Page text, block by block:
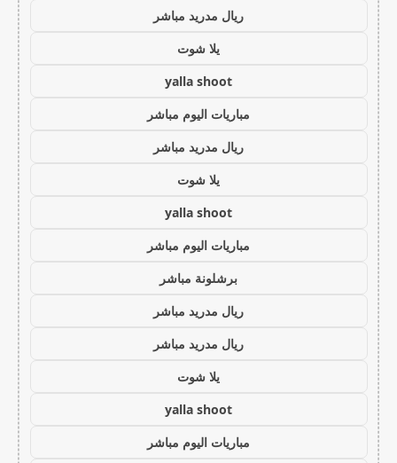
ريال مدريد مباشر
يلا شوت
yalla shoot
مباريات اليوم مباشر
ريال مدريد مباشر
يلا شوت
yalla shoot
مباريات اليوم مباشر
برشلونة مباشر
ريال مدريد مباشر
ريال مدريد مباشر
يلا شوت
yalla shoot
مباريات اليوم مباشر